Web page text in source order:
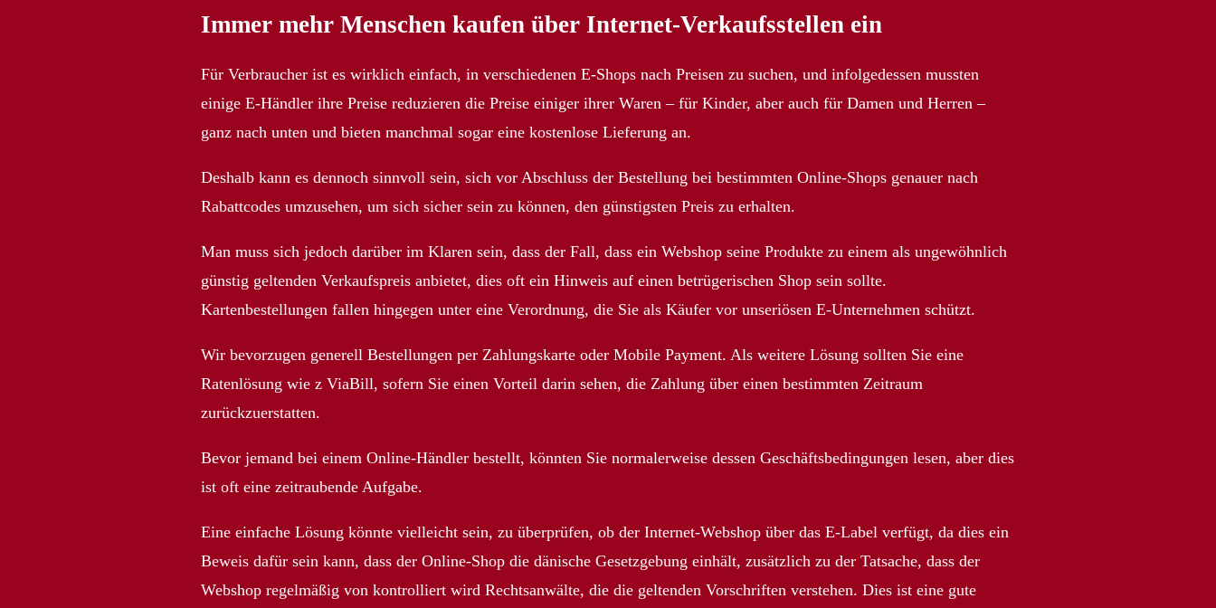
Immer mehr Menschen kaufen über Internet-Verkaufsstellen ein
Für Verbraucher ist es wirklich einfach, in verschiedenen E-Shops nach Preisen zu suchen, und infolgedessen mussten
einige E-Händler ihre Preise reduzieren die Preise einiger ihrer Waren – für Kinder, aber auch für Damen und Herren –
ganz nach unten und bieten manchmal sogar eine kostenlose Lieferung an.
Deshalb kann es dennoch sinnvoll sein, sich vor Abschluss der Bestellung bei bestimmten Online-Shops genauer nach
Rabattcodes umzusehen, um sich sicher sein zu können, den günstigsten Preis zu erhalten.
Man muss sich jedoch darüber im Klaren sein, dass der Fall, dass ein Webshop seine Produkte zu einem als ungewöhnlich
günstig geltenden Verkaufspreis anbietet, dies oft ein Hinweis auf einen betrügerischen Shop sein sollte.
Kartenbestellungen fallen hingegen unter eine Verordnung, die Sie als Käufer vor unseriösen E-Unternehmen schützt.
Wir bevorzugen generell Bestellungen per Zahlungskarte oder Mobile Payment. Als weitere Lösung sollten Sie eine
Ratenlösung wie z ViaBill, sofern Sie einen Vorteil darin sehen, die Zahlung über einen bestimmten Zeitraum
zurückzuerstatten.
Bevor jemand bei einem Online-Händler bestellt, könnten Sie normalerweise dessen Geschäftsbedingungen lesen, aber dies
ist oft eine zeitraubende Aufgabe.
Eine einfache Lösung könnte vielleicht sein, zu überprüfen, ob der Internet-Webshop über das E-Label verfügt, da dies ein
Beweis dafür sein kann, dass der Online-Shop die dänische Gesetzgebung einhält, zusätzlich zu der Tatsache, dass der
Webshop regelmäßig von kontrolliert wird Rechtsanwälte, die die geltenden Vorschriften verstehen. Dies ist eine gute